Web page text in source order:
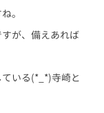
。
が、備えあれば
いる(*_*)寺崎と